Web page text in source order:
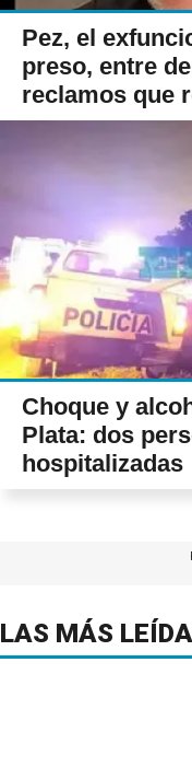
Pez, el
preso, entre
reclamos que
Choque y
Plata: dos
hospitalizadas
LAS MÁS